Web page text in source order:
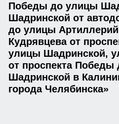
Победы до улицы
Шадринской от
до улицы
Кудрявцева от
улицы Шадринской,
от проспекта Победы
Шадринской в
города Челябинска»